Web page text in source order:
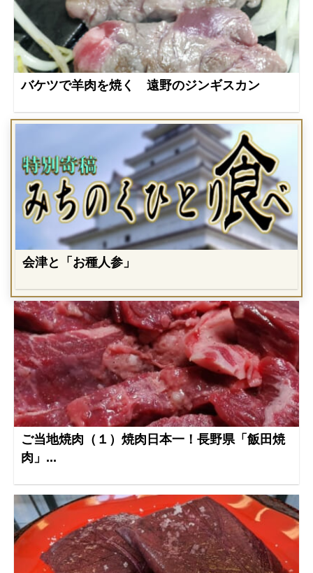
バケツで羊肉を焼く 遠野のジンギスカン
会津と「お種人参」
ご当地焼肉（１）焼肉日本一！長野県「飯田焼
肉」...